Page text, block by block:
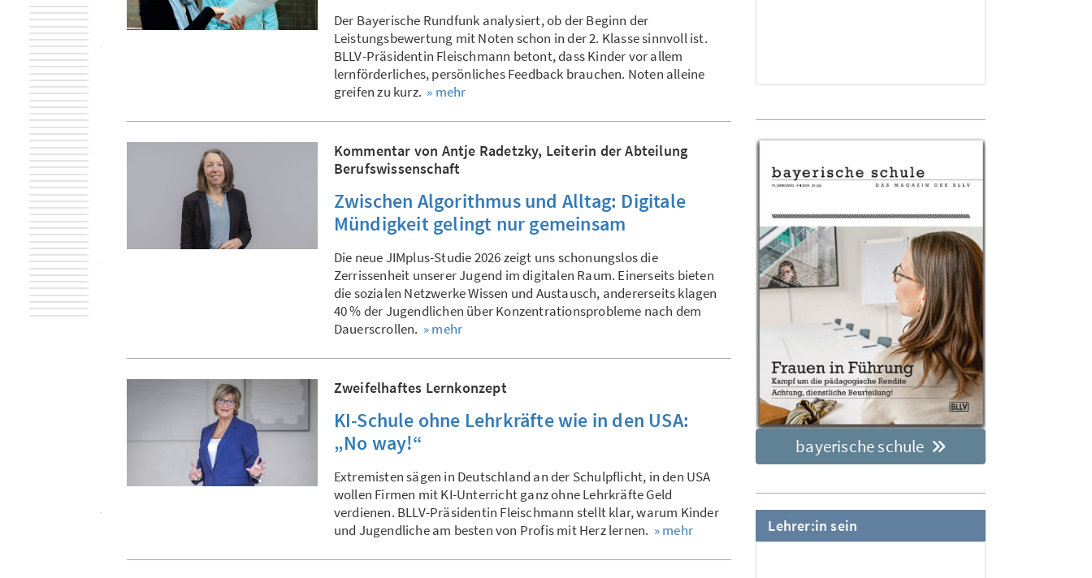
Der Bayerische Rundfunk analysiert, ob der Beginn der
Leistungsbewertung mit Noten schon in der 2. Klasse sinnvoll ist.
BLLV-Präsidentin Fleischmann betont, dass Kinder vor allem
lernförderliches, persönliches Feedback brauchen. Noten alleine
greifen zu kurz. » mehr
Kommentar von Antje Radetzky, Leiterin der Abteilung
Berufswissenschaft
Zwischen Algorithmus und Alltag: Digitale
Mündigkeit gelingt nur gemeinsam
Die neue JIMplus-Studie 2026 zeigt uns schonungslos die
Zerrissenheit unserer Jugend im digitalen Raum. Einerseits bieten
die sozialen Netzwerke Wissen und Austausch, andererseits klagen
40 % der Jugendlichen über Konzentrationsprobleme nach dem
Dauerscrollen. » mehr
Zweifelhaftes Lernkonzept
KI-Schule ohne Lehrkräfte wie in den USA:
„No way!“
Extremisten sägen in Deutschland an der Schulpflicht, in den USA
wollen Firmen mit KI-Unterricht ganz ohne Lehrkräfte Geld
verdienen. BLLV-Präsidentin Fleischmann stellt klar, warum Kinder
und Jugendliche am besten von Profis mit Herz lernen. » mehr
bayerische schule
Lehrer:in sein